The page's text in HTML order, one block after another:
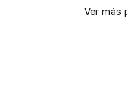
Ver más